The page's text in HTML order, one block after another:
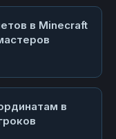
в Minecraft
в